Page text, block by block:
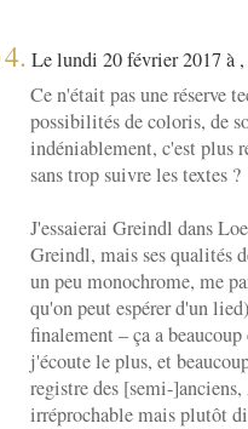
4. Le lundi 20 février 2017 à
Ce n'était pas une réserve
possibilités de coloris, de
indéniablement, c'est plus
sans trop suivre les textes ?
J'essaierai Greindl dans
Greindl, mais ses qualités
un peu monochrome, me
qu'on peut espérer d'un
finalement – ça a
j'écoute le plus, et
registre des [semi-
irréprochable mais plutôt